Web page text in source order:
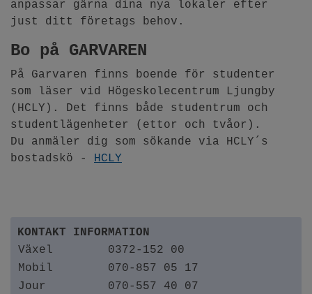
anpassar gärna dina nya lokaler efter
just ditt företags behov.
Bo på GARVAREN
På Garvaren finns boende för studenter
som läser vid Högeskolecentrum Ljungby
(HCLY). Det finns både studentrum och
studentlägenheter (ettor och tvåor).
Du anmäler dig som sökande via HCLY´s
bostadskö - HCLY
KONTAKT INFORMATION
Växel
0372-152 00
Mobil
070-857 05 17
Jour
070-557 40 07